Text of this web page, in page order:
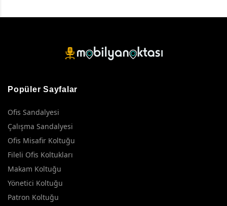
Popüler Sayfalar
Ofis Sandalyesi
Çalışma Sandalyesi
Ofis Misafir Koltuğu
Fileli Ofis Koltukları
Makam Koltuğu
Yönetici Koltuğu
Patron Koltuğu